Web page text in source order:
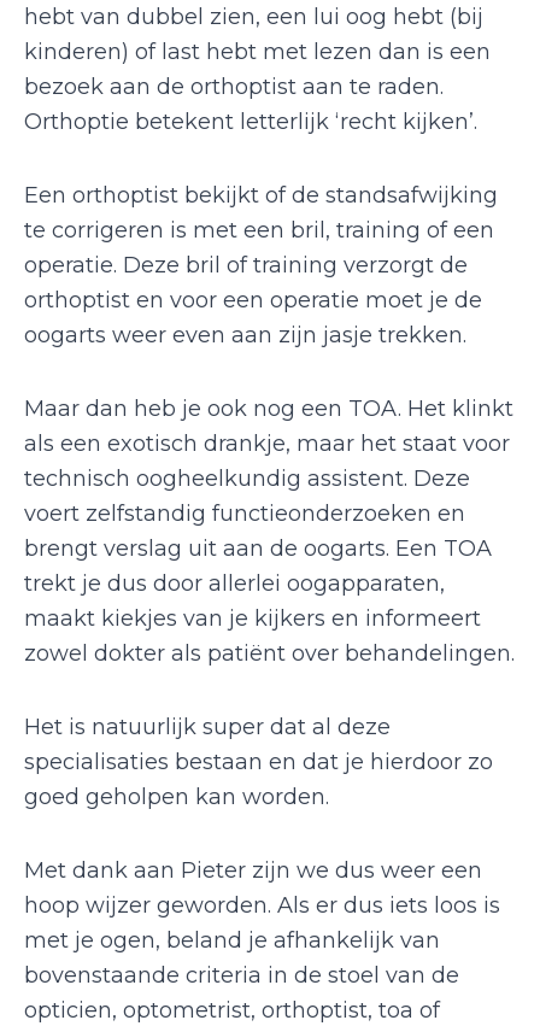
hebt van dubbel zien, een lui oog hebt (bij
kinderen) of last hebt met lezen dan is een
bezoek aan de orthoptist aan te raden.
Orthoptie betekent letterlijk ‘recht kijken’.
Een orthoptist bekijkt of de standsafwijking
te corrigeren is met een bril, training of een
operatie. Deze bril of training verzorgt de
orthoptist en voor een operatie moet je de
oogarts weer even aan zijn jasje trekken.
Maar dan heb je ook nog een TOA. Het klinkt
als een exotisch drankje, maar het staat voor
technisch oogheelkundig assistent. Deze
voert zelfstandig functieonderzoeken en
brengt verslag uit aan de oogarts. Een TOA
trekt je dus door allerlei oogapparaten,
maakt kiekjes van je kijkers en informeert
zowel dokter als patiënt over behandelingen.
Het is natuurlijk super dat al deze
specialisaties bestaan en dat je hierdoor zo
goed geholpen kan worden.
Met dank aan Pieter zijn we dus weer een
hoop wijzer geworden. Als er dus iets loos is
met je ogen, beland je afhankelijk van
bovenstaande criteria in de stoel van de
opticien, optometrist, orthoptist, toa of